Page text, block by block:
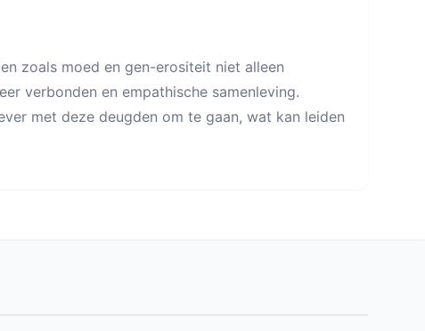
zoals moed en gen-erositeit niet alleen
verbonden en empathische samenleving.
met deze deugden om te gaan, wat kan leiden